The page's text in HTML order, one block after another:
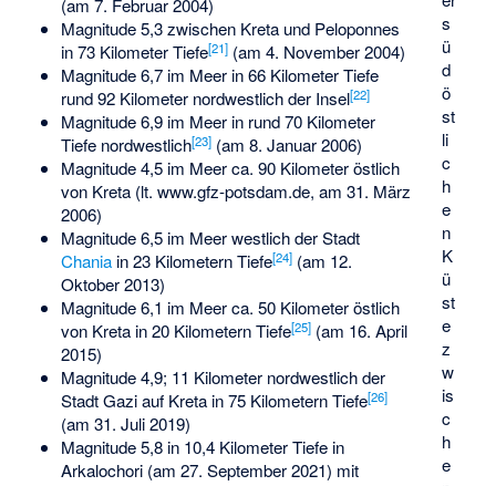
s
ü
d
ö
st
li
c
h
e
n
K
ü
st
e
z
w
is
c
h
e
(am 7. Februar 2004)
Magnitude 5,3 zwischen Kreta und Peloponnes
in 73 Kilometer Tiefe[21](am 4. November 2004)
Magnitude 6,7 im Meer in 66 Kilometer Tiefe
rund 92 Kilometer nordwestlich der Insel[22]
Magnitude 6,9 im Meer in rund 70 Kilometer
Tiefe nordwestlich[23](am 8. Januar 2006)
Magnitude 4,5 im Meer ca. 90 Kilometer östlich
von Kreta (lt. www.gfz-potsdam.de, am 31. März
2006)
Magnitude 6,5 im Meer westlich der Stadt
Chaniain 23 Kilometern Tiefe[24](am 12.
Oktober 2013)
Magnitude 6,1 im Meer ca. 50 Kilometer östlich
von Kreta in 20 Kilometern Tiefe[25](am 16. April
2015)
Magnitude 4,9; 11 Kilometer nordwestlich der
Stadt Gazi auf Kreta in 75 Kilometern Tiefe[26]
(am 31. Juli 2019)
Magnitude 5,8 in 10,4 Kilometer Tiefe in
Arkalochori (am 27. September 2021) mit